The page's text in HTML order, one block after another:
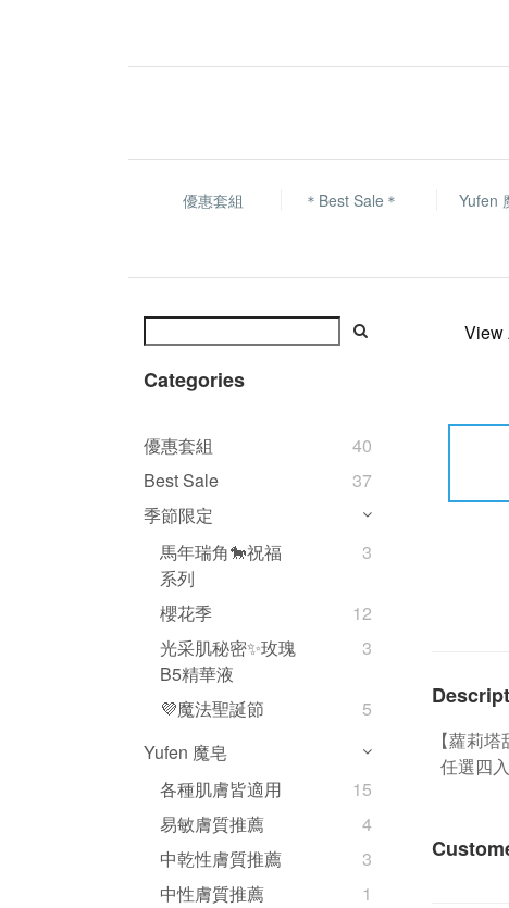
優惠套組 ＊Best Sale＊ Yufen
Categories
優惠套組
40
Best Sale
37
季節限定
馬年瑞角🐎祝福
系列
3
櫻花季
12
光采肌秘密✨玫瑰
B5精華液
3
💜魔法聖誕節
5
Yufen 魔皂
各種肌膚皆適用
15
易敏膚質推薦
4
中乾性膚質推薦
3
中性膚質推薦
1
View
【蘿莉
任選四